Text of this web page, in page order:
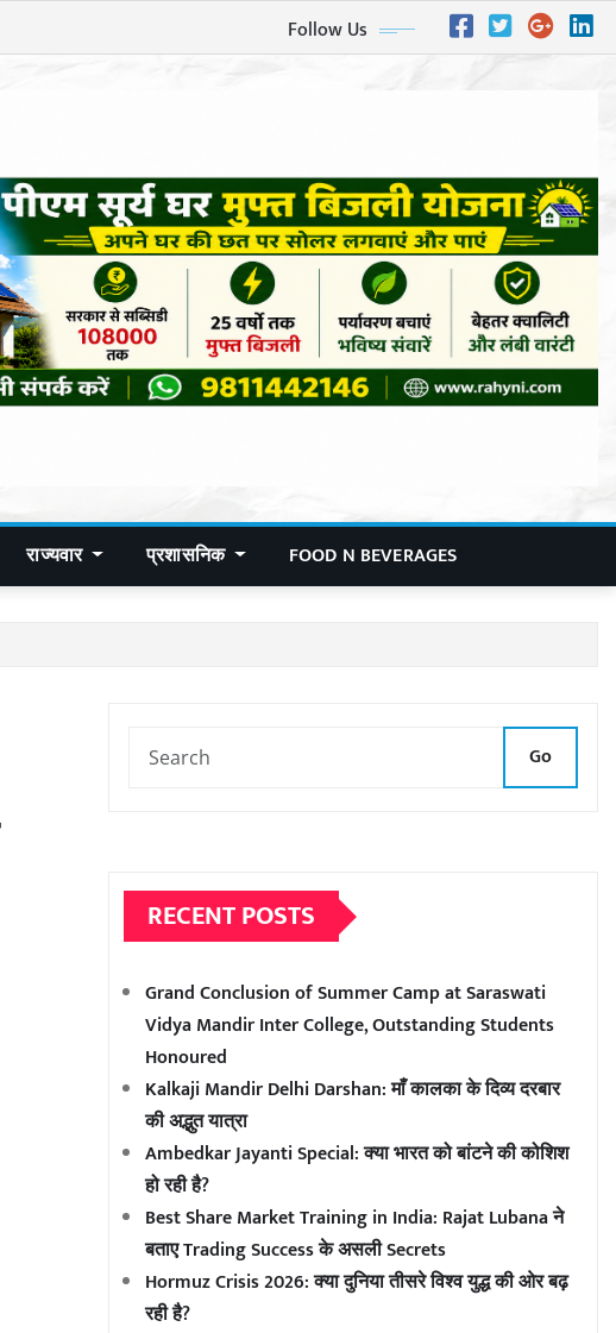
Follow Us
राज्यवार प्रशासनिक FOOD N BEVERAGES
Go
RECENT POSTS
Grand Conclusion of Summer Camp at Saraswati
Vidya Mandir Inter College, Outstanding Students
Honoured
Kalkaji Mandir Delhi Darshan: माँ कालका के दिव्य दरबार
की अद्भुत यात्रा
Ambedkar Jayanti Special: क्या भारत को बांटने की कोशिश
हो रही है?
Best Share Market Training in India: Rajat Lubana ने
बताए Trading Success के असली Secrets
Hormuz Crisis 2026: क्या दुनिया तीसरे विश्व युद्ध की ओर बढ़
रही है?